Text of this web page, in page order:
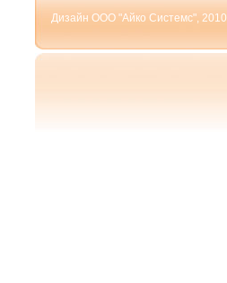
Дизайн ООО "Айко Системс", 2010